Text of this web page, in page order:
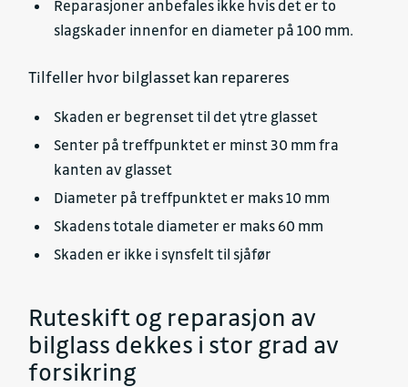
Reparasjoner anbefales ikke hvis det er to
slagskader innenfor en diameter på 100 mm.
Tilfeller hvor bilglasset kan repareres
Skaden er begrenset til det ytre glasset
Senter på treffpunktet er minst 30 mm fra
kanten av glasset
Diameter på treffpunktet er maks 10 mm
Skadens totale diameter er maks 60 mm
Skaden er ikke i synsfelt til sjåfør
Ruteskift og reparasjon av
bilglass dekkes i stor grad av
forsikring